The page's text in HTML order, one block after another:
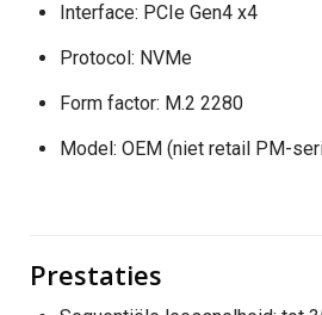
Interface: PCIe Gen4 x4
Protocol: NVMe
Form factor: M.2 2280
Model: OEM (niet retail PM-
Prestaties